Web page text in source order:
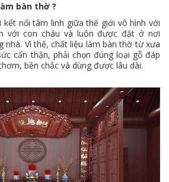
bàn thờ ?
nối tâm linh giữa thế giới vô hình với
với con cháu và luôn được đặt ở nơi
nhà. Vì thế, chất liệu làm bàn thờ từ xưa
cẩn thận, phải chọn đúng loại gỗ đáp
bền chắc và dùng được lâu dài.